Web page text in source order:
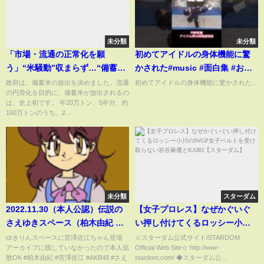
未分類
「市場・流通の正常化を願
う」“米騒動”収まらず…“備蓄
米”21万t放出 影響は【報道ステ
ーション】(2025年2月14日)
政府は、備蓄米の放出を決めました。流通
の円滑化を目的に、備蓄米が放出されるの
は、史上初です。 年20万トン、5年分、約
100万トンのうち、2...
未分類
初めてアイドルの身体機能に驚
かされた#music #面白集 #お笑
い #面白い #综艺 #平野紫耀
初めてアイドルの身体機能に驚かされた...
未分類
2022.11.30（本人公認）伝説の
さえゆきスペース（柏木由紀 宮
澤佐江）
ゆきりんスペースに宮澤佐江ちゃん登場
アーカイブに残していなかったので本人拡
散OK #柏木由紀 #宮澤佐江 #AKB48 #さえ
スターダム
【女子プロレス】なぜかぐいぐ
い押し付けてくるロッシー小川
のIWGP女子ベルトを受け取らな
い岩谷麻優とKAIRI【スターダ
☆スターダム公式サイト/STARDOM
Official Web Site☆ http://wwr-
stardom.com/ ◆スターダム公...